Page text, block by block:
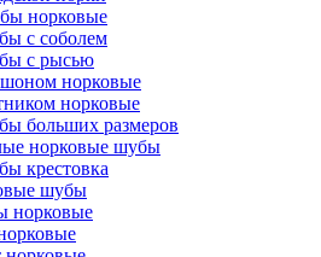
норковые
с соболем
с рысью
норковые
норковые
больших размеров
норковые шубы
крестовка
шубы
норковые